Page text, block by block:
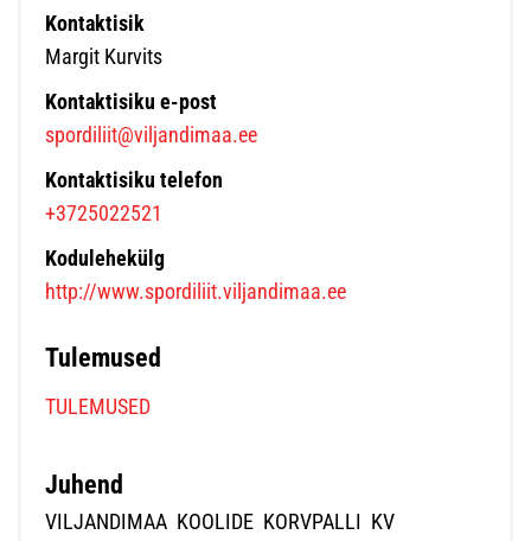
Kontaktisik
Margit Kurvits
Kontaktisiku e-post
spordiliit@viljandimaa.ee
Kontaktisiku telefon
+3725022521
Kodulehekülg
http://www.spordiliit.viljandimaa.ee
Tulemused
TULEMUSED
Juhend
VILJANDIMAA KOOLIDE KORVPALLI KV